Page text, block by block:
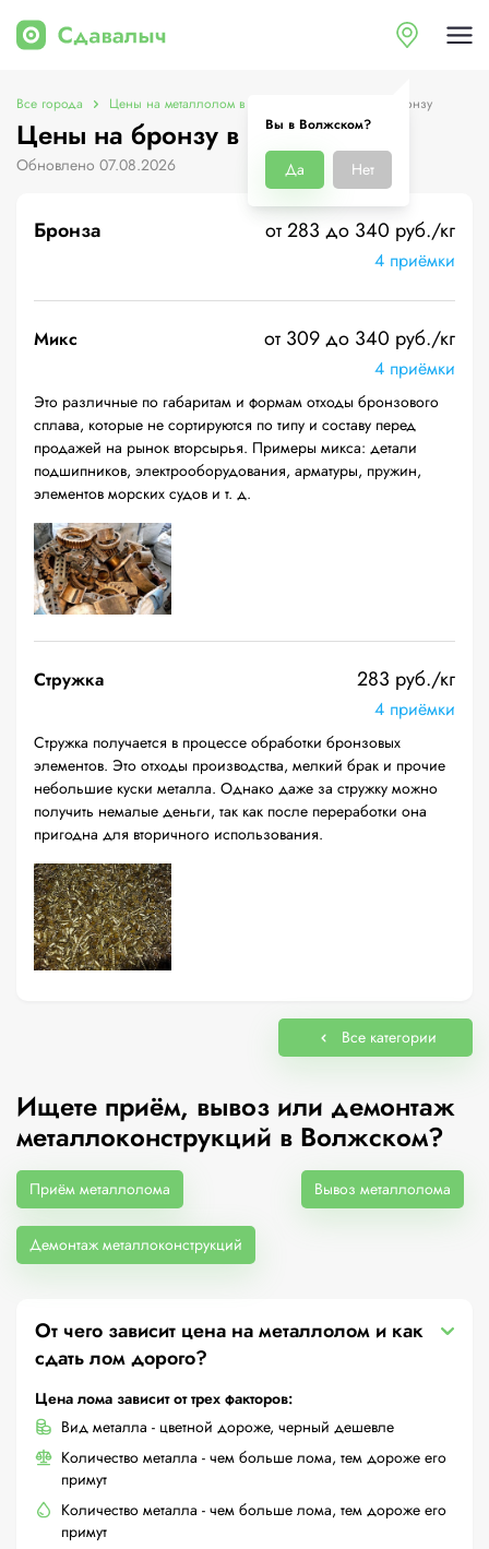
Вы в Волжском?
Да Нет
Все города Цены на металлолом в Волжском Цены на бронзу
Цены на бронзу в Волжском
Обновлено 07.08.2026
Бронза от 283 до 340 руб./кг
4 приёмки
Микс от 309 до 340 руб./кг
4 приёмки
Это различные по габаритам и формам отходы бронзового
сплава, которые не сортируются по типу и составу перед
продажей на рынок вторсырья. Примеры микса: детали
подшипников, электрооборудования, арматуры, пружин,
элементов морских судов и т. д.
Стружка 283 руб./кг
4 приёмки
Стружка получается в процессе обработки бронзовых
элементов. Это отходы производства, мелкий брак и прочие
небольшие куски металла. Однако даже за стружку можно
получить немалые деньги, так как после переработки она
пригодна для вторичного использования.
Все категории
Ищете приём, вывоз или демонтаж
металлоконструкций в Волжском?
Приём металлолома Вывоз металлолома
Демонтаж металлоконструкций
От чего зависит цена на металлолом и как
сдать лом дорого?
Цена лома зависит от трех факторов:
Вид металла - цветной дороже, черный дешевле
Количество металла - чем больше лома, тем дороже его
примут
Количество металла - чем больше лома, тем дороже его
примут